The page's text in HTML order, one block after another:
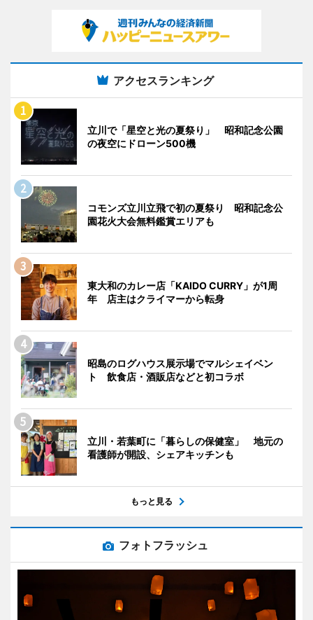
アクセスランキング
立川で「星空と光の夏祭り」 昭和記念公園
の夜空にドローン500機
コモンズ立川立飛で初の夏祭り 昭和記念公
園花火大会無料鑑賞エリアも
東大和のカレー店「KAIDO CURRY」が1周
年 店主はクライマーから転身
昭島のログハウス展示場でマルシェイベン
ト 飲食店・酒販店などと初コラボ
立川・若葉町に「暮らしの保健室」 地元の
看護師が開設、シェアキッチンも
もっと見る
フォトフラッシュ